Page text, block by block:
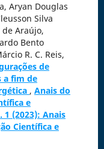
Aryan Douglas
Silva
Araújo,
Bento
R. C. Reis,
de
a fim de
, Anais do
e
1 (2023): Anais
Científica e